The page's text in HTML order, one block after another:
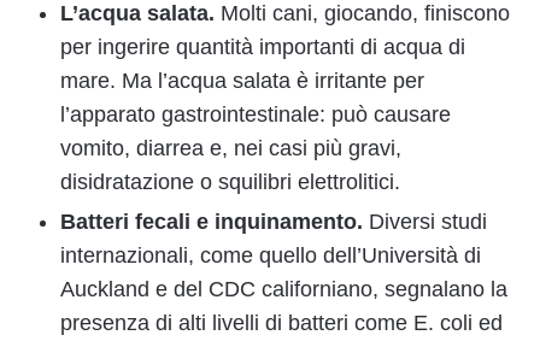
L’acqua salata. Molti cani, giocando, finiscono
per ingerire quantità importanti di acqua di
mare. Ma l’acqua salata è irritante per
l’apparato gastrointestinale: può causare
vomito, diarrea e, nei casi più gravi,
disidratazione o squilibri elettrolitici.
Batteri fecali e inquinamento. Diversi studi
internazionali, come quello dell’Università di
Auckland e del CDC californiano, segnalano la
presenza di alti livelli di batteri come E. coli ed